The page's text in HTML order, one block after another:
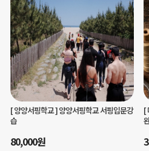
[ 마을선생님협동조합 ]나만의 스티치로
완성하는 가죽키링 체험
35,000원
[